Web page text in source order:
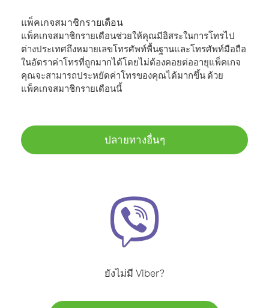
แพ็คเกจสมาชิกรายเดือน
แพ็คเกจสมาชิกรายเดือนช่วยให้คุณมีอิสระในการโทรไป
ต่างประเทศถึงหมายเลขโทรศัพท์พื้นฐานและโทรศัพท์มือถือ
ในอัตราค่าโทรที่ถูกมากได้โดยไม่ต้องคอยต่ออายุแพ็คเกจ
คุณจะสามารถประหยัดค่าโทรของคุณได้มากขึ้น ด้วย
แพ็คเกจสมาชิกรายเดือนนี้
ปลายทางอื่นๆ
ยังไม่มี Viber?